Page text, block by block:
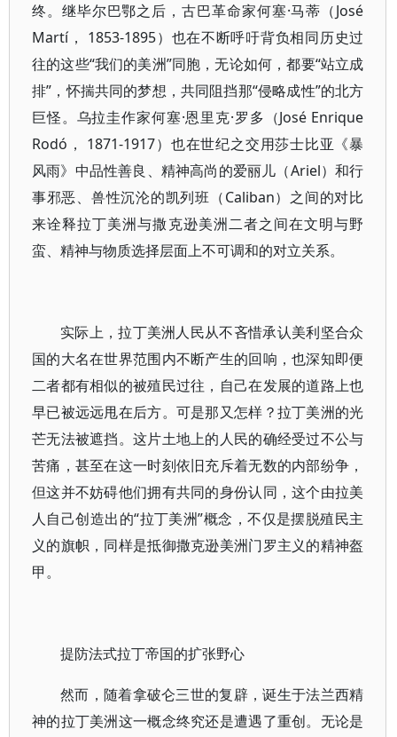
终。继毕尔巴鄂之后，古巴革命家何塞·马蒂（José
Martí， 1853-1895）也在不断呼吁背负相同历史过
往的这些“我们的美洲”同胞，无论如何，都要“站立成
排”，怀揣共同的梦想，共同阻挡那“侵略成性”的北方
巨怪。乌拉圭作家何塞·恩里克·罗多（José Enrique
Rodó， 1871-1917）也在世纪之交用莎士比亚《暴
风雨》中品性善良、精神高尚的爱丽儿（Ariel）和行
事邪恶、兽性沉沦的凯列班（Caliban）之间的对比
来诠释拉丁美洲与撒克逊美洲二者之间在文明与野
蛮、精神与物质选择层面上不可调和的对立关系。
实际上，拉丁美洲人民从不吝惜承认美利坚合众
国的大名在世界范围内不断产生的回响，也深知即便
二者都有相似的被殖民过往，自己在发展的道路上也
早已被远远甩在后方。可是那又怎样？拉丁美洲的光
芒无法被遮挡。这片土地上的人民的确经受过不公与
苦痛，甚至在这一时刻依旧充斥着无数的内部纷争，
但这并不妨碍他们拥有共同的身份认同，这个由拉美
人自己创造出的“拉丁美洲”概念，不仅是摆脱殖民主
义的旗帜，同样是抵御撒克逊美洲门罗主义的精神盔
甲。
提防法式拉丁帝国的扩张野心
然而，随着拿破仑三世的复辟，诞生于法兰西精
神的拉丁美洲这一概念终究还是遭遇了重创。无论是